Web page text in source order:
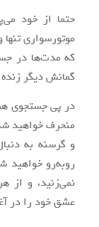
حتما از خود
موتور‌سواری
که مدت‌ها در
گمانش دیگر
در پی جستجوی
منحرف خواهید
و گرسنه به
روبه‌رو خواهید
نمی‌زنید، و از
عشق خود را در